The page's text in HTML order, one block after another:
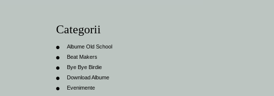
Categorii
Albume Old School
Beat Makers
Bye Bye Birdie
Download Albume
Evenimente